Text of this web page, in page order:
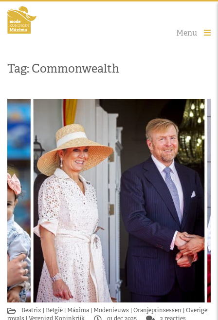
Menu
Tag: Commonwealth
Beatrix België Máxima Modenieuws Oranjeprinsessen Overige